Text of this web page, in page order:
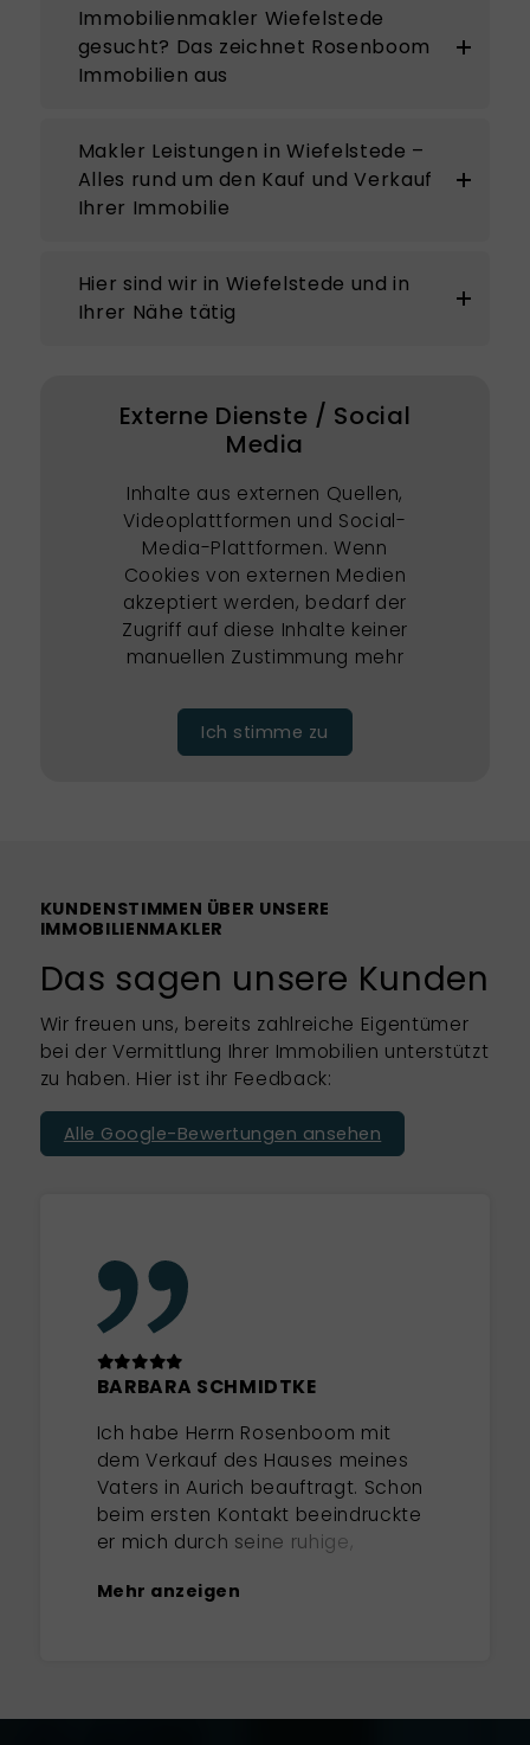
Immobilienmakler Wiefelstede
gesucht? Das zeichnet Rosenboom
Immobilien aus
Makler Leistungen in Wiefelstede –
Alles rund um den Kauf und Verkauf
Ihrer Immobilie
Hier sind wir in Wiefelstede und in
Ihrer Nähe tätig
Externe Dienste / Social
Media
Inhalte aus externen Quellen,
Videoplattformen und Social-
Media-Plattformen. Wenn
Cookies von externen Medien
akzeptiert werden, bedarf der
Zugriff auf diese Inhalte keiner
manuellen Zustimmung mehr
Ich stimme zu
KUNDENSTIMMEN ÜBER UNSERE
IMMOBILIENMAKLER
Das sagen unsere Kunden
Wir freuen uns, bereits zahlreiche Eigentümer
bei der Vermittlung Ihrer Immobilien unterstützt
zu haben. Hier ist ihr Feedback:
Alle Google-Bewertungen ansehen
BARBARA SCHMIDTKE
Ich habe Herrn Rosenboom mit
dem Verkauf des Hauses meines
Vaters in Aurich beauftragt. Schon
beim ersten Kontakt beeindruckte
er mich durch seine ruhige,
ersten Gespräch wurde direkt
Mehr anzeigen